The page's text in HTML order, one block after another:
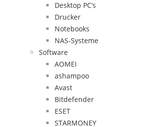
Desktop PC’s
Drucker
Notebooks
NAS-Systeme
Software
AOMEI
ashampoo
Avast
Bitdefender
ESET
STARMONEY